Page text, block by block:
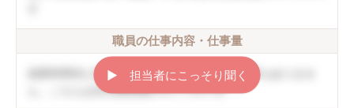
職員の仕事内容・仕事量
就業時間内に終わることができ、持ち帰り仕事もありませ
ん。こちらは非公開情報のサンプルです
▶︎ 担当者にこっそり聞く